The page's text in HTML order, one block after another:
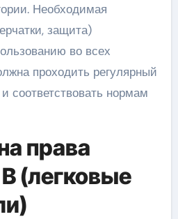
Необходимая
защита)
во всех
проходить регулярный
соответствовать нормам
права
(легковые